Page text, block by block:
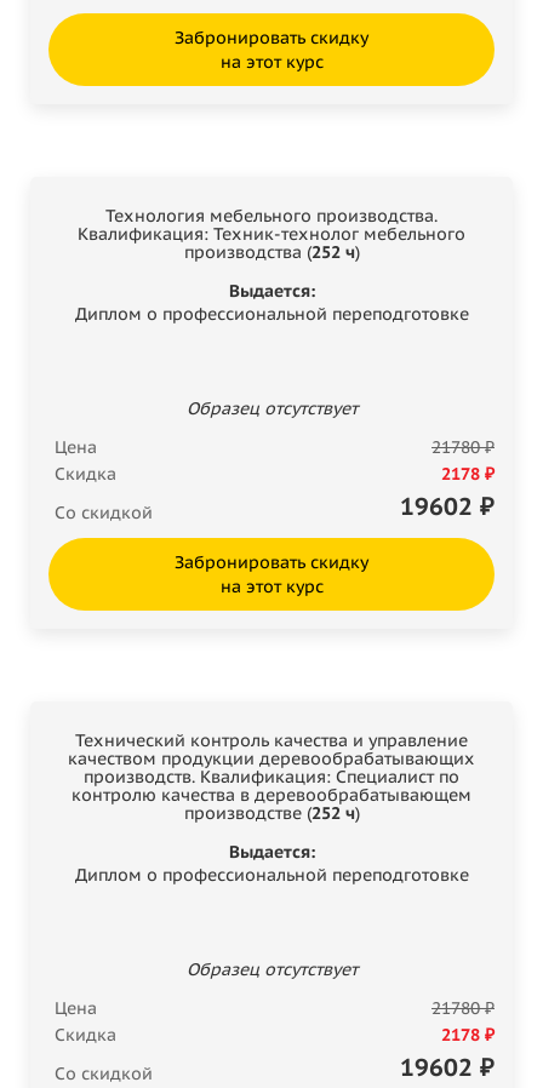
Забронировать скидку
на этот курс
Технология мебельного производства.
Квалификация: Техник-технолог мебельного
производства (252 ч)
Выдается:
Диплом о профессиональной переподготовке
Образец отсутствует
Цена
21780 ₽
Скидка
2178 ₽
Со скидкой
19602 ₽
Забронировать скидку
на этот курс
Технический контроль качества и управление
качеством продукции деревообрабатывающих
производств. Квалификация: Специалист по
контролю качества в деревообрабатывающем
производстве (252 ч)
Выдается:
Диплом о профессиональной переподготовке
Образец отсутствует
Цена
21780 ₽
Скидка
2178 ₽
Со скидкой
19602 ₽